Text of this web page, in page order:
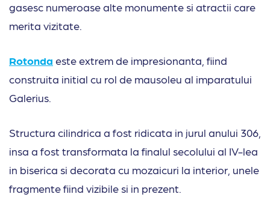
gasesc numeroase alte monumente si atractii care
merita vizitate.
Rotonda este extrem de impresionanta, fiind
construita initial cu rol de mausoleu al imparatului
Galerius.
Structura cilindrica a fost ridicata in jurul anului 306,
insa a fost transformata la finalul secolului al IV-lea
in biserica si decorata cu mozaicuri la interior, unele
fragmente fiind vizibile si in prezent.